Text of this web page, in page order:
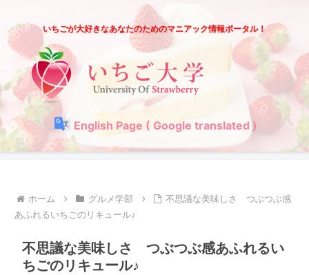
いちごが大好きなあなたのためのマニアック情報ポータル！
English Page ( Google translated )
ホーム グルメ学部
不思議な美味しさ つぶつぶ感
あふれるいちごのリキュール♪
不思議な美味しさ つぶつぶ感あふれるい
ちごのリキュール♪